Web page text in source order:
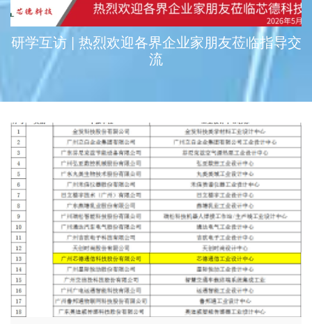
研学互访 | 热烈欢迎各界企业家朋友莅临指导交
流